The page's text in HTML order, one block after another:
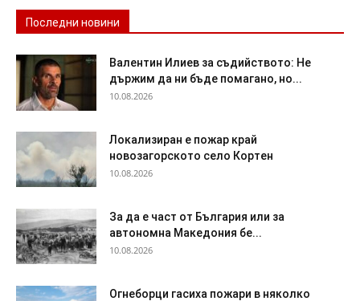
Последни новини
Валентин Илиев за съдийството: Не
държим да ни бъде помагано, но...
10.08.2026
Локализиран е пожар край
новозагорското село Кортен
10.08.2026
За да е част от България или за
автономна Македония бе...
10.08.2026
Огнеборци гасиха пожари в няколко